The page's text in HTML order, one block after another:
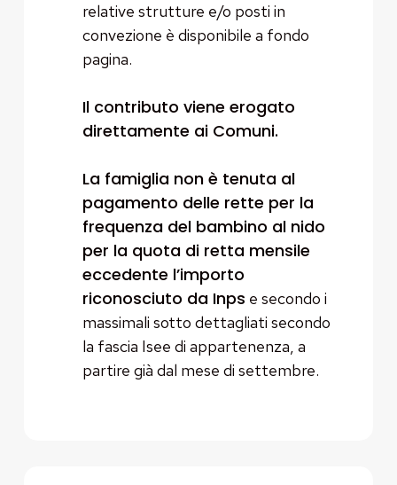
relative strutture e/o posti in
convezione è disponibile a fondo
pagina.
Il contributo viene erogato
direttamente ai Comuni.
La famiglia non è tenuta al
pagamento delle rette per la
frequenza del bambino al nido
per la quota di retta mensile
eccedente l’importo
riconosciuto da Inps e secondo i
massimali sotto dettagliati secondo
la fascia Isee di appartenenza, a
partire già dal mese di settembre.